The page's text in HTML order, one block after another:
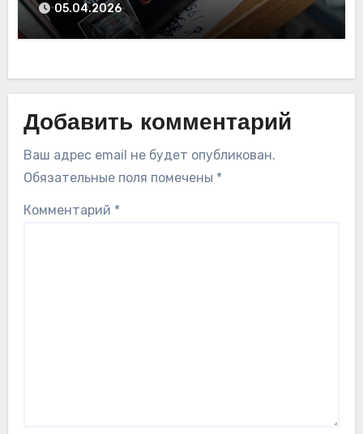
05.04.2026
Добавить комментарий
Ваш адрес email не будет опубликован.
Обязательные поля помечены *
Комментарий *